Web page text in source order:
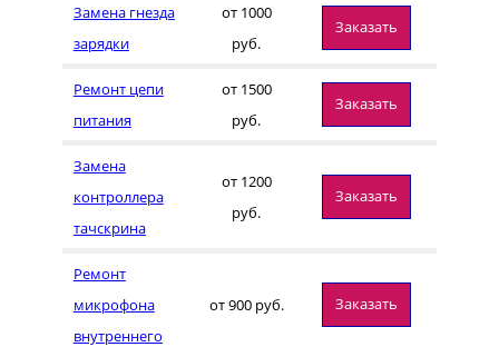
Замена гнезда
зарядки
от 1000
руб.
Заказать
Ремонт цепи
питания
от 1500
руб.
Заказать
Замена
контроллера
тачскрина
от 1200
руб.
Заказать
Ремонт
микрофона
внутреннего
от 900 руб. Заказать